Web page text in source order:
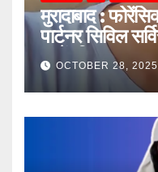
मुरादाबाद :
पार्टनर सिविल
जानें, फिर क्या
OCTOBER 28, 2025